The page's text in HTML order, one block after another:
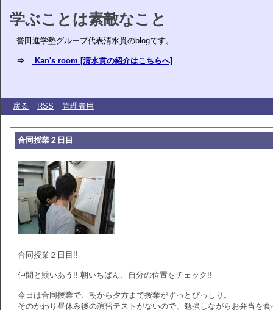
学ぶことは素敵なこと
誉田進学塾グループ代表清水貫のblogです。
⇒ Kan's room [清水貫の紹介はこちらへ]
戻る RSS 管理者用
合同授業２日目
合同授業２日目!!
仲間と競いあう!! 朝いちばん、自分の位置をチェック!!
今日は合同授業で、朝から夕方まで授業がずっとびっしり。
そのかわり昼休み後の演習テストがないので、勉強しながらお弁当を